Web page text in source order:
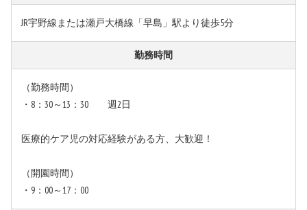
JR宇野線または瀬戸大橋線「早島」駅より徒歩5分
勤務時間
（勤務時間）
・8：30～13：30 週2日
医療的ケア児の対応経験がある方、大歓迎！
（開園時間）
・9：00～17：00